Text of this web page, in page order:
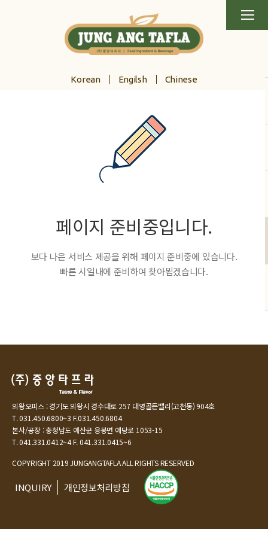
Korean Engilsh Chinese
비타밍글
페이지 준비중입니다.
보다 나은 서비스 제공을 위해 페이지 준비중에 있습니다.
빠른 시일내에 준비하여 찾아뵙겠습니다.
의왕오피스 : 경기도 의왕시 경수대로 257 대영골든밸리(고천동) 904호
T. 031.450.6800~3 F.031.450.6804
본사/공장 : 충청남도 예산군 응봉면 예당로 1053-15
T. 041.331.0412~4 F. 041.331.0415~6
COPYRIGHT 2019 JUNGANGTAFLA ALL RIGHTS RESERVED
INQUIRY 개인정보처리방침